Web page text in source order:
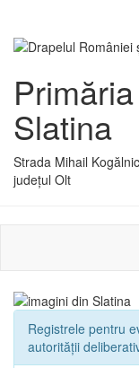
Slatina
Strada Mihail
județul Olt
Registrele pentru
autorității